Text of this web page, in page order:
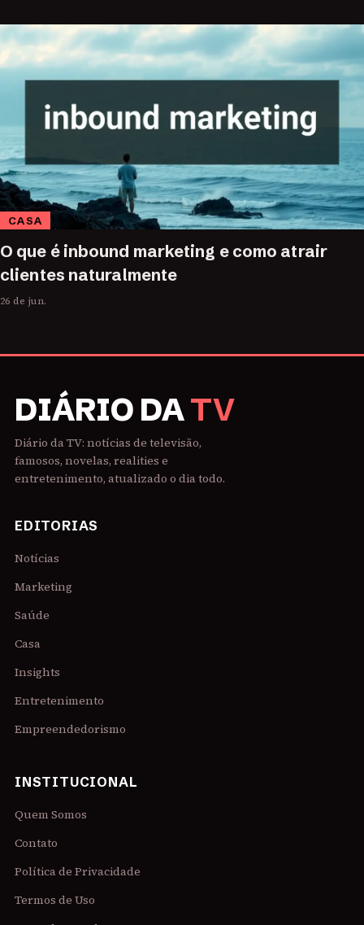
CASA
O que é inbound marketing e como atrair
clientes naturalmente
26 de jun.
DIÁRIO DATV
Diário da TV: notícias de televisão,
famosos, novelas, realities e
entretenimento, atualizado o dia todo.
EDITORIAS
Notícias
Marketing
Saúde
Casa
Insights
Entretenimento
Empreendedorismo
INSTITUCIONAL
Quem Somos
Contato
Política de Privacidade
Termos de Uso